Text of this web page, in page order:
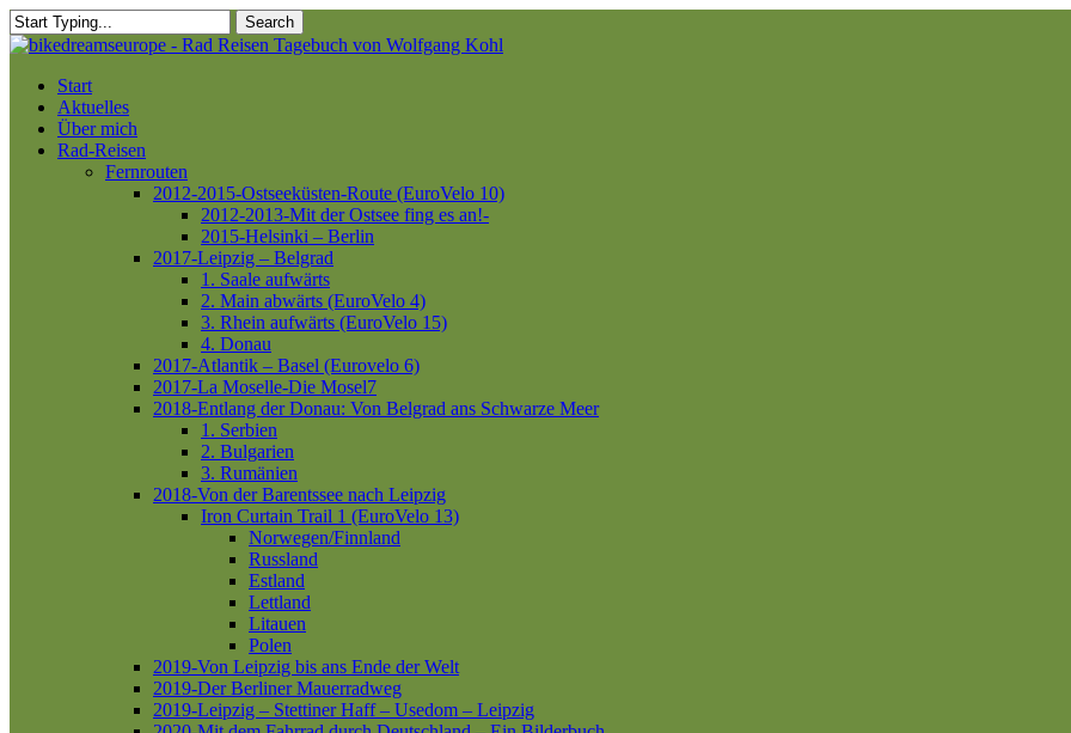
Skip
to
content
Search
Close
Menu
Start
Aktuelles
Über mich
Rad-Reisen
Fernrouten
2012-2015-Ostseeküsten-Route (EuroVelo 10)
2012-2013-Mit der Ostsee fing es an!-
2015-Helsinki – Berlin
2017-Leipzig – Belgrad
1. Saale aufwärts
2. Main abwärts (EuroVelo 4)
3. Rhein aufwärts (EuroVelo 15)
4. Donau
2017-Atlantik – Basel (Eurovelo 6)
2017-La Moselle-Die Mosel7
2018-Entlang der Donau: Von Belgrad ans Schwarze Meer
1. Serbien
2. Bulgarien
3. Rumänien
2018-Von der Barentssee nach Leipzig
Iron Curtain Trail 1 (EuroVelo 13)
Norwegen/Finnland
Russland
Estland
Lettland
Litauen
Polen
2019-Von Leipzig bis ans Ende der Welt
2019-Der Berliner Mauerradweg
2019-Leipzig – Stettiner Haff – Usedom – Leipzig